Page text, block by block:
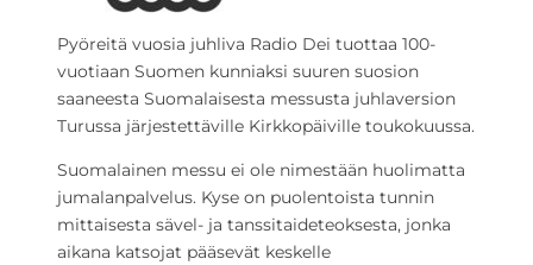
Pyöreitä vuosia juhliva Radio Dei tuottaa 100-
vuotiaan Suomen kunniaksi suuren suosion
saaneesta Suomalaisesta messusta juhlaversion
Turussa järjestettäville Kirkkopäiville toukokuussa.
Suomalainen messu ei ole nimestään huolimatta
jumalanpalvelus. Kyse on puolentoista tunnin
mittaisesta sävel- ja tanssitaideteoksesta, jonka
aikana katsojat pääsevät keskelle